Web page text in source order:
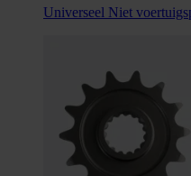
Universeel Niet